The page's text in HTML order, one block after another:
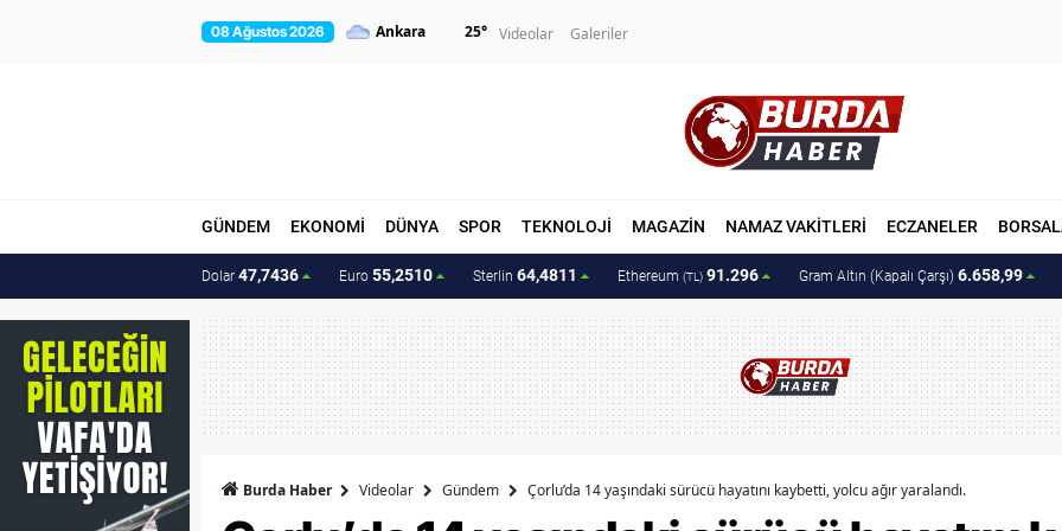
08 Ağustos 2026 25° Videolar Galeriler
GÜNDEM EKONOMİ DÜNYA SPOR TEKNOLOJİ MAGAZİN NAMAZ VAKİTLERİ ECZANELER
Dolar 47,7436 Euro 55,2510 Sterlin 64,4811 Ethereum (TL) 91.296 Gram Altın (Kapalı Çarşı) 6.658,99
Burda Haber Videolar Gündem Çorlu’da 14 yaşındaki sürücü hayatını kaybetti, yolcu ağır yaralandı.